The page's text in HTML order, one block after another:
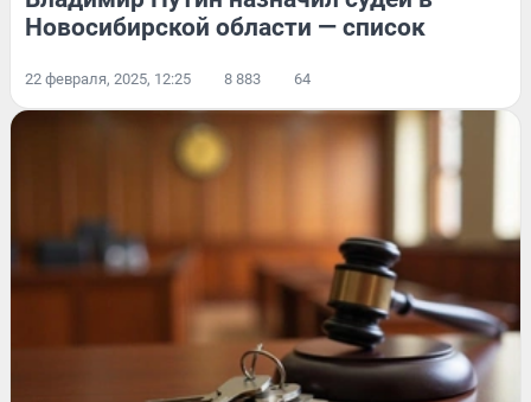
Новосибирской области — список
22 февраля, 2025, 12:25 8 883 64